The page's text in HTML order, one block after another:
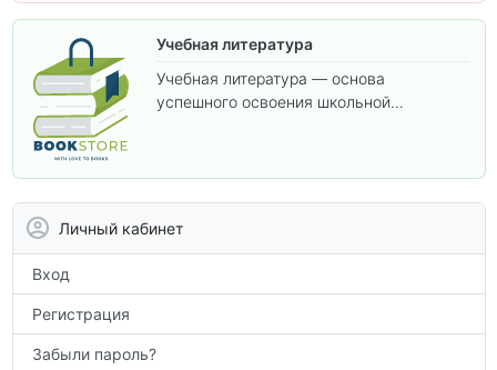
Учебная литература
Учебная литература — основа
успешного освоения школьной
по предметам.
Личный кабинет
Вход
Регистрация
Забыли пароль?